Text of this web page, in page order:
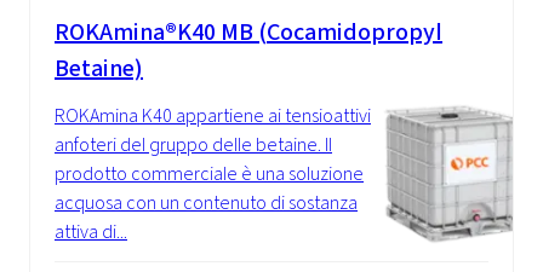
ROKAmina®K40 MB (Cocamidopropyl
Betaine)
ROKAmina K40 appartiene ai tensioattivi
anfoteri del gruppo delle betaine. Il
prodotto commerciale è una soluzione
acquosa con un contenuto di sostanza
attiva di...